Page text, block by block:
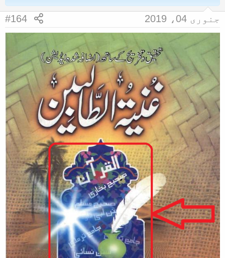
جنوری 04، 2019 #164